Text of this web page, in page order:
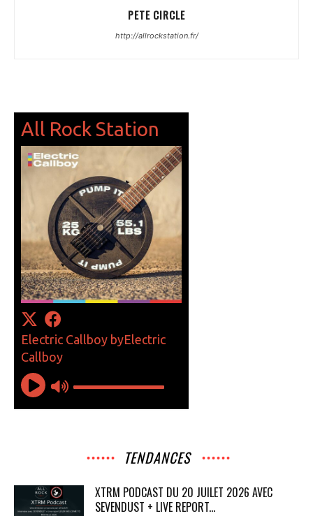
PETE CIRCLE
http://allrockstation.fr/
TENDANCES
XTRM PODCAST DU 20 JUILET 2026 AVEC
SEVENDUST + LIVE REPORT...